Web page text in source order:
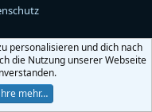
personalisieren und dich nach
die Nutzung unserer Webseite
mehr…